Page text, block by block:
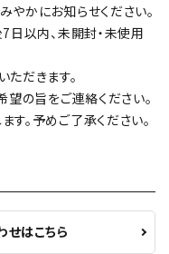
やかにお知らせください。
日以内、未開封・未使用
だきます。
望の旨をご連絡ください。
。予めご了承ください。
せはこちら